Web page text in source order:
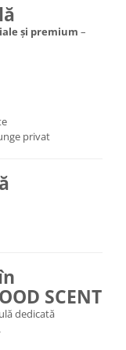
și premium –
privat
SCENT
dedicată